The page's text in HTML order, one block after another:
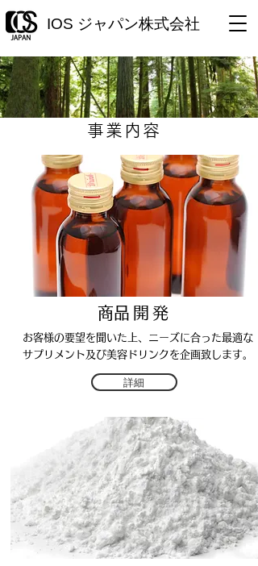
IOS ジャパン株式会社
詳細
お客様の要望を聞いた上、ニーズに合った最適な
サプリメント及び美容ドリンクを企画致します。
​商品開発
事業内容